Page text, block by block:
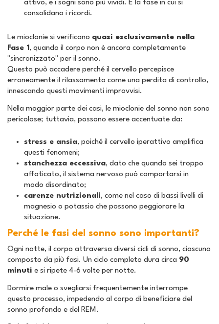
attivo, e i sogni sono più vividi. È la fase in cui si
consolidano i ricordi.
Le mioclonie si verificano quasi esclusivamente nella
Fase 1 , quando il corpo non è ancora completamente
"sincronizzato" per il sonno.
Questo può accadere perché il cervello percepisce
erroneamente il rilassamento come una perdita di controllo,
innescando questi movimenti improvvisi.
Nella maggior parte dei casi, le mioclonie del sonno non sono
pericolose; tuttavia, possono essere accentuate da:
stress e ansia, poiché il cervello iperattivo amplifica
questi fenomeni;
stanchezza eccessiva, dato che quando sei troppo
affaticato, il sistema nervoso può comportarsi in
modo disordinato;
carenze nutrizionali, come nel caso di bassi livelli di
magnesio o potassio che possono peggiorare la
situazione.
Perché le fasi del sonno sono importanti?
Ogni notte, il corpo attraversa diversi cicli di sonno, ciascuno
composto da più fasi. Un ciclo completo dura circa 90
minuti e si ripete 4-6 volte per notte.
Dormire male o svegliarsi frequentemente interrompe
questo processo, impedendo al corpo di beneficiare del
sonno profondo e del REM.